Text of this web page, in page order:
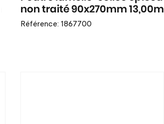
non traité 90x270mm 13,00m
Référence: 1867700